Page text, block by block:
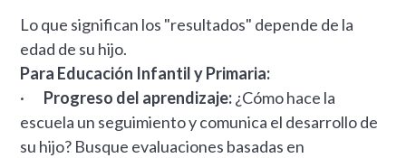
Lo que significan los "resultados" depende de la
edad de su hijo.
Para Educación Infantil y Primaria:
· Progreso del aprendizaje:¿Cómo hace la
escuela un seguimiento y comunica el desarrollo de
su hijo? Busque evaluaciones basadas en